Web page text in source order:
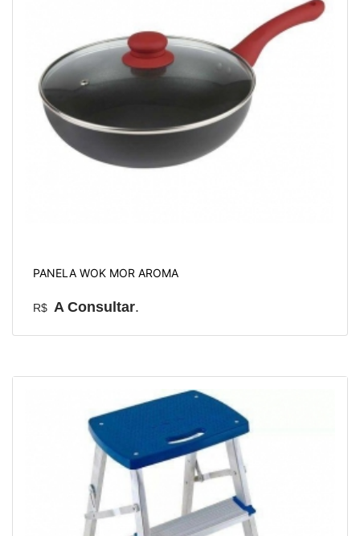
PANELA WOK MOR AROMA
R$ A Consultar.